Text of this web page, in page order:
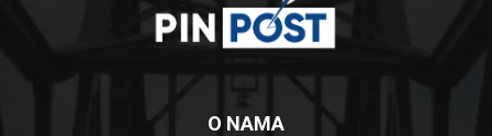
O NAMA